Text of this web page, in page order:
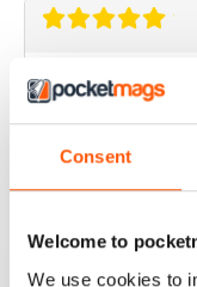
Consent
Welcome to
We use cookies to
ALWAYS
IDEAL FOR